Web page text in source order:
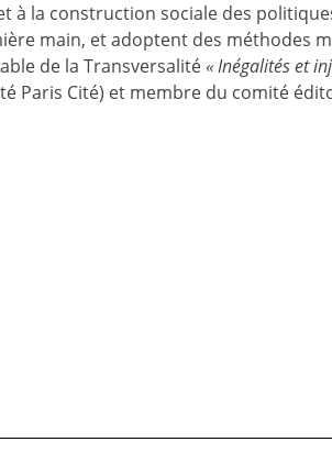
à la construction sociale des
main, et adoptent des méthodes
de la Transversalité« Inégalités et
Paris Cité) et membre du comité